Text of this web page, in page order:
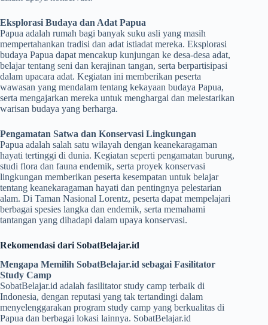
Eksplorasi Budaya dan Adat Papua
Papua adalah rumah bagi banyak suku asli yang masih
mempertahankan tradisi dan adat istiadat mereka. Eksplorasi
budaya Papua dapat mencakup kunjungan ke desa-desa adat,
belajar tentang seni dan kerajinan tangan, serta berpartisipasi
dalam upacara adat. Kegiatan ini memberikan peserta
wawasan yang mendalam tentang kekayaan budaya Papua,
serta mengajarkan mereka untuk menghargai dan melestarikan
warisan budaya yang berharga.
Pengamatan Satwa dan Konservasi Lingkungan
Papua adalah salah satu wilayah dengan keanekaragaman
hayati tertinggi di dunia. Kegiatan seperti pengamatan burung,
studi flora dan fauna endemik, serta proyek konservasi
lingkungan memberikan peserta kesempatan untuk belajar
tentang keanekaragaman hayati dan pentingnya pelestarian
alam. Di Taman Nasional Lorentz, peserta dapat mempelajari
berbagai spesies langka dan endemik, serta memahami
tantangan yang dihadapi dalam upaya konservasi.
Rekomendasi dari SobatBelajar.id
Mengapa Memilih SobatBelajar.id sebagai Fasilitator
Study Camp
SobatBelajar.id adalah fasilitator study camp terbaik di
Indonesia, dengan reputasi yang tak tertandingi dalam
menyelenggarakan program study camp yang berkualitas di
Papua dan berbagai lokasi lainnya. SobatBelajar.id